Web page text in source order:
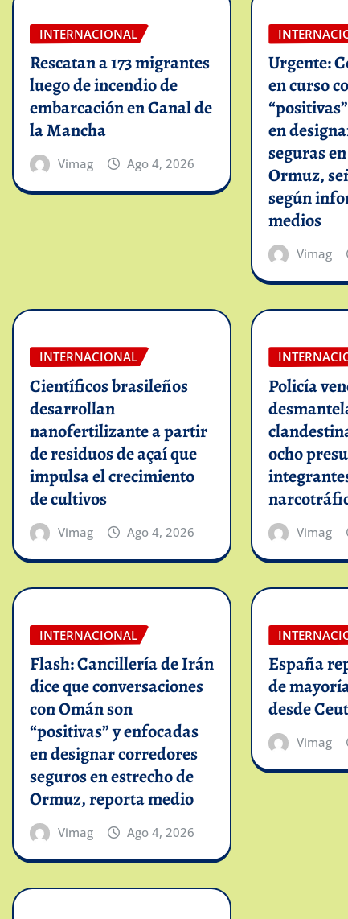
INTERNACIONAL
Rescatan a 173 migrantes
luego de incendio de
embarcación en Canal de
la Mancha
Vimag Ago 4, 2026
Urgente:
en curso
en
seguras
Ormuz,
según
medios
Vimag
INTERNACIONAL
Científicos brasileños
desarrollan
nanofertilizante a partir
de residuos de açaí que
impulsa el crecimiento
de cultivos
Vimag Ago 4, 2026
Policía
ocho
Vimag
INTERNACIONAL
Flash: Cancillería de Irán
dice que conversaciones
con Omán son
“positivas” y enfocadas
en designar corredores
seguros en estrecho de
Ormuz, reporta medio
Vimag Ago 4, 2026
España
de
desde
Vimag